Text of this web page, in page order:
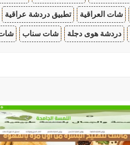
شات العراقية تطبيق دردشة عراقية
دردشة هوى دجلة شات سناب